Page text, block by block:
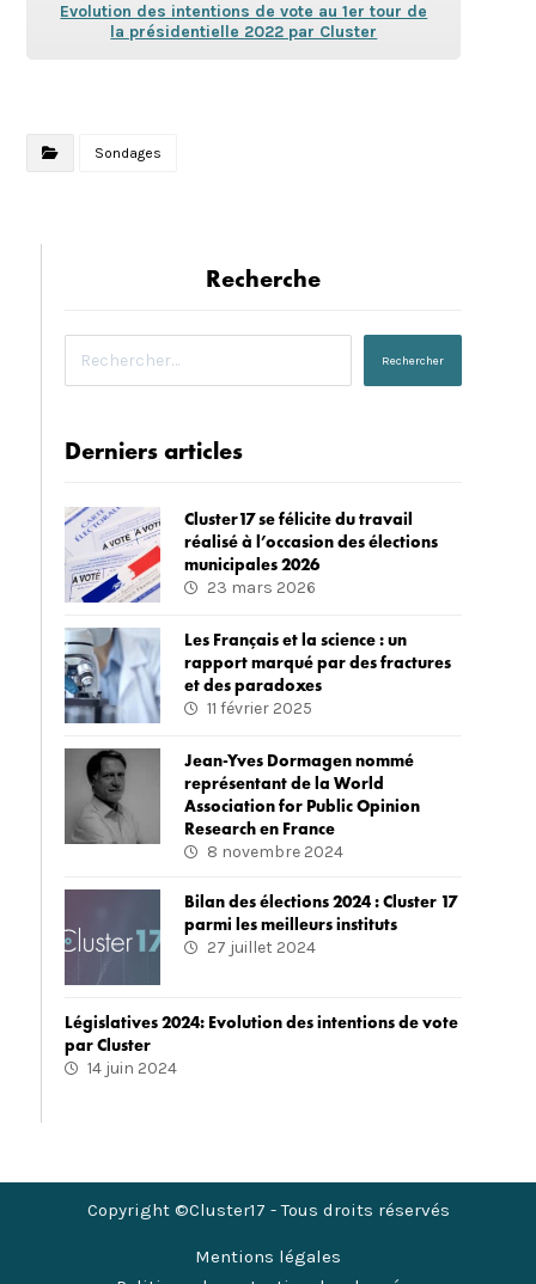
Evolution des intentions de vote au 1er tour de
la présidentielle 2022 par Cluster
Sondages
Recherche
Derniers articles
Cluster17 se félicite du travail
réalisé à l’occasion des élections
municipales 2026
23 mars 2026
Les Français et la science : un
rapport marqué par des fractures
et des paradoxes
11 février 2025
Jean-Yves Dormagen nommé
représentant de la World
Association for Public Opinion
Research en France
8 novembre 2024
Bilan des élections 2024 : Cluster 17
parmi les meilleurs instituts
27 juillet 2024
Législatives 2024: Evolution des intentions de vote
par Cluster
14 juin 2024
Copyright ©Cluster17 - Tous droits réservés
Mentions légales